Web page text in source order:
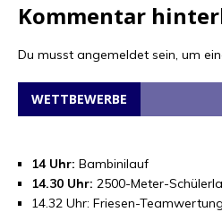
Kommentar
Du musst angemeldet sein, um
WETTBEWERBE
14 Uhr: Bambinilauf
14.30 Uhr: 2500-Meter-
14.32 Uhr: Friesen-Teamwertung